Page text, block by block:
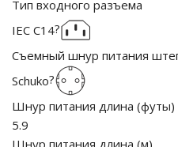
Тип входного разъема
IEC C14?
Съемный шнур питания
Schuko?
Шнур питания длина (футы)
5.9
Шнур питания длина (м)